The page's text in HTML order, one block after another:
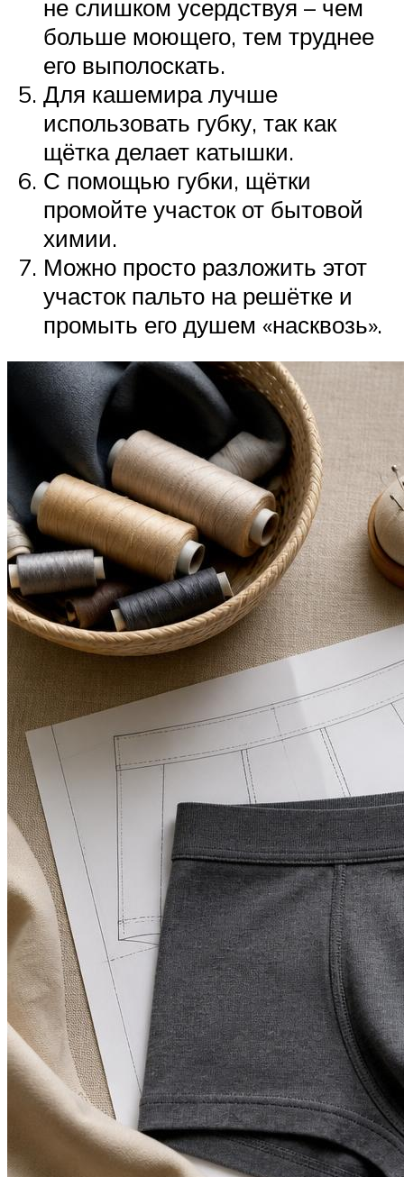
не слишком усердствуя – чем
больше моющего, тем труднее
его выполоскать.
Для кашемира лучше
использовать губку, так как
щётка делает катышки.
С помощью губки, щётки
промойте участок от бытовой
химии.
Можно просто разложить этот
участок пальто на решётке и
промыть его душем «насквозь».